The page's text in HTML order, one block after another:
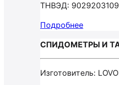
ТНВЭД: 9029203109
Подробнее
СПИДОМЕТРЫ И
Изготовитель: